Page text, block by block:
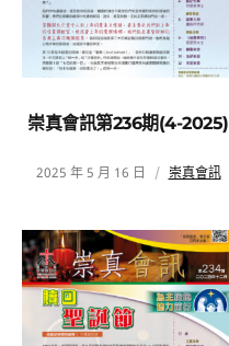
崇真會訊第236期(4-2025)
2025 年 5 月 16 日 崇真會訊